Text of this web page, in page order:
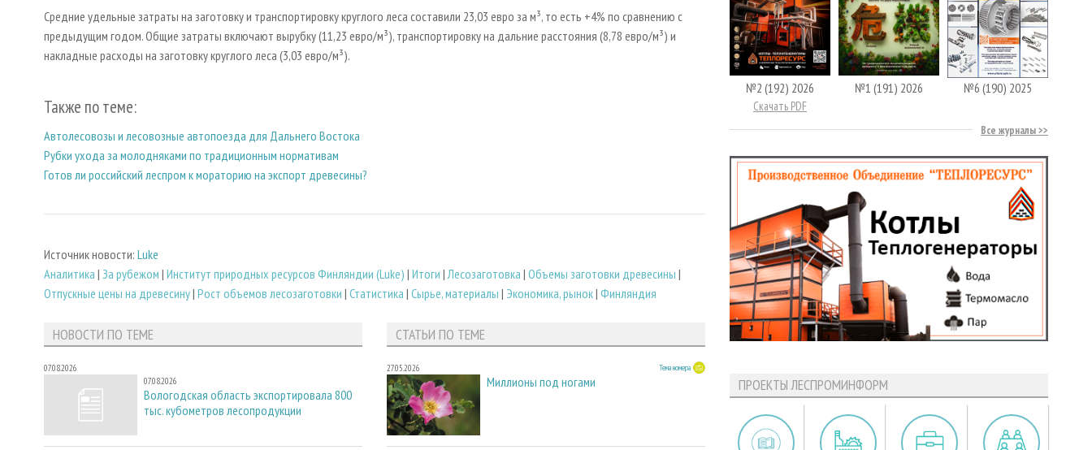
Средние удельные затраты на заготовку и транспортировку круглого леса составили 23,03 евро за м³, то есть +4% по сравнению с
предыдущим годом. Общие затраты включают вырубку (11,23 евро/м³), транспортировку на дальние расстояния (8,78 евро/м³) и
накладные расходы на заготовку круглого леса (3,03 евро/м³).
Также по теме:
Автолесовозы и лесовозные автопоезда для Дальнего Востока
Рубки ухода за молодняками по традиционным нормативам
Готов ли российский леспром к мораторию на экспорт древесины?
Источник новости: Luke
Аналитика | За рубежом | Институт природных ресурсов Финляндии (Luke) | Итоги |Лесозаготовка | Объемы заготовки древесины |
Отпускные цены на древесину| Рост объемов лесозаготовки | Статистика | Сырье, материалы | Экономика, рынок| Финляндия
НОВОСТИ ПО ТЕМЕ
07.08.2026
07.08.2026
Вологодская область экспортировала 800
тыс. кубометров лесопродукции
СТАТЬИ ПО ТЕМЕ
27.05.2026 Тема номера
Миллионы под ногами
№2 (192) 2026
Скачать PDF
№1 (191) 2026 №6 (190) 2025
Все журналы
ПРОЕКТЫ ЛЕСПРОМИНФОРМ